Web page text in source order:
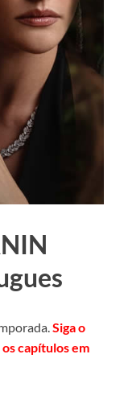
Siga o
capítulos em